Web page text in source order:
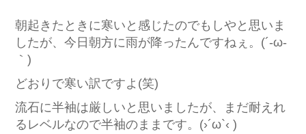
朝起きたときに寒いと感じたのでもしやと思いま
したが、今日朝方に雨が降ったんですねぇ。(´-ω-
｀)
どおりで寒い訳ですよ(笑)
流石に半袖は厳しいと思いましたが、まだ耐えれ
るレベルなので半袖のままです。(›´ω`‹ )